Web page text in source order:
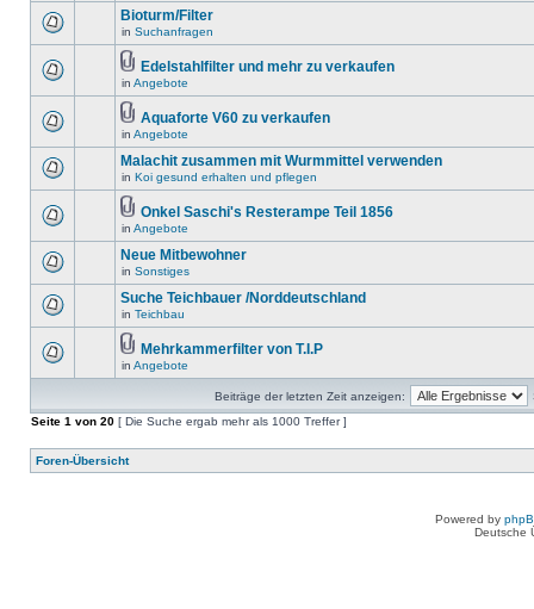
Bioturm/Filter
in Suchanfragen
Edelstahlfilter und mehr zu verkaufen
in Angebote
Aquaforte V60 zu verkaufen
in Angebote
Malachit zusammen mit Wurmmittel verwenden
in Koi gesund erhalten und pflegen
Onkel Saschi's Resterampe Teil 1856
in Angebote
Neue Mitbewohner
in Sonstiges
Suche Teichbauer /Norddeutschland
in Teichbau
Mehrkammerfilter von T.I.P
in Angebote
Beiträge der letzten Zeit anzeigen:
Seite 1 von 20 [ Die Suche ergab mehr als 1000 Treffer ]
Foren-Übersicht
Powered by
Deutsche